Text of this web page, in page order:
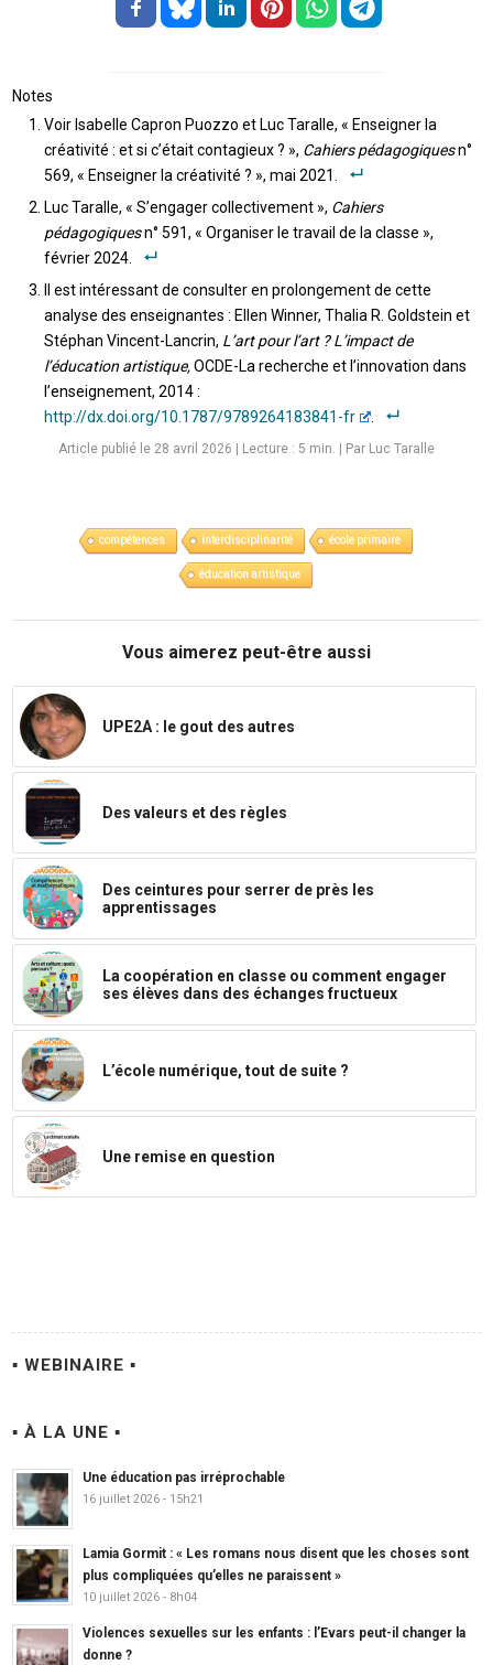
Notes
Voir Isabelle Capron Puozzo et Luc Taralle, « Enseigner la
créativité : et si c’était contagieux ? », Cahiers pédagogiquesn°
569, « Enseigner la créativité ? », mai 2021.
Luc Taralle, « S’engager collectivement », Cahiers
pédagogiquesn° 591, « Organiser le travail de la classe »,
février 2024.
Il est intéressant de consulter en prolongement de cette
analyse des enseignantes : Ellen Winner, Thalia R. Goldstein et
Stéphan Vincent-Lancrin, L’art pour l’art ? L’impact de
l’éducation artistique,OCDE-La recherche et l’innovation dans
l’enseignement, 2014 :
http://dx.doi.org/10.1787/9789264183841-fr
.
Article publié le 28 avril 2026 Lecture : 5 min. | Par Luc Taralle
compétences interdisciplinarité école primaire
éducation artistique
Vous aimerez peut-être aussi
UPE2A : le gout des autres
Des valeurs et des règles
Des ceintures pour serrer de près les
apprentissages
La coopération en classe ou comment engager
ses élèves dans des échanges fructueux
L’école numérique, tout de suite ?
Une remise en question
▪ WEBINAIRE ▪
▪ À LA UNE ▪
Une éducation pas irréprochable
16 juillet 2026 - 15h21
Lamia Gormit : « Les romans nous disent que les choses sont
plus compliquées qu’elles ne paraissent »
10 juillet 2026 - 8h04
Violences sexuelles sur les enfants : l’Evars peut-il changer la
donne ?